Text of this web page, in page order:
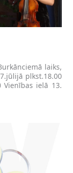
laiks,
plkst.18.00
ielā 13.